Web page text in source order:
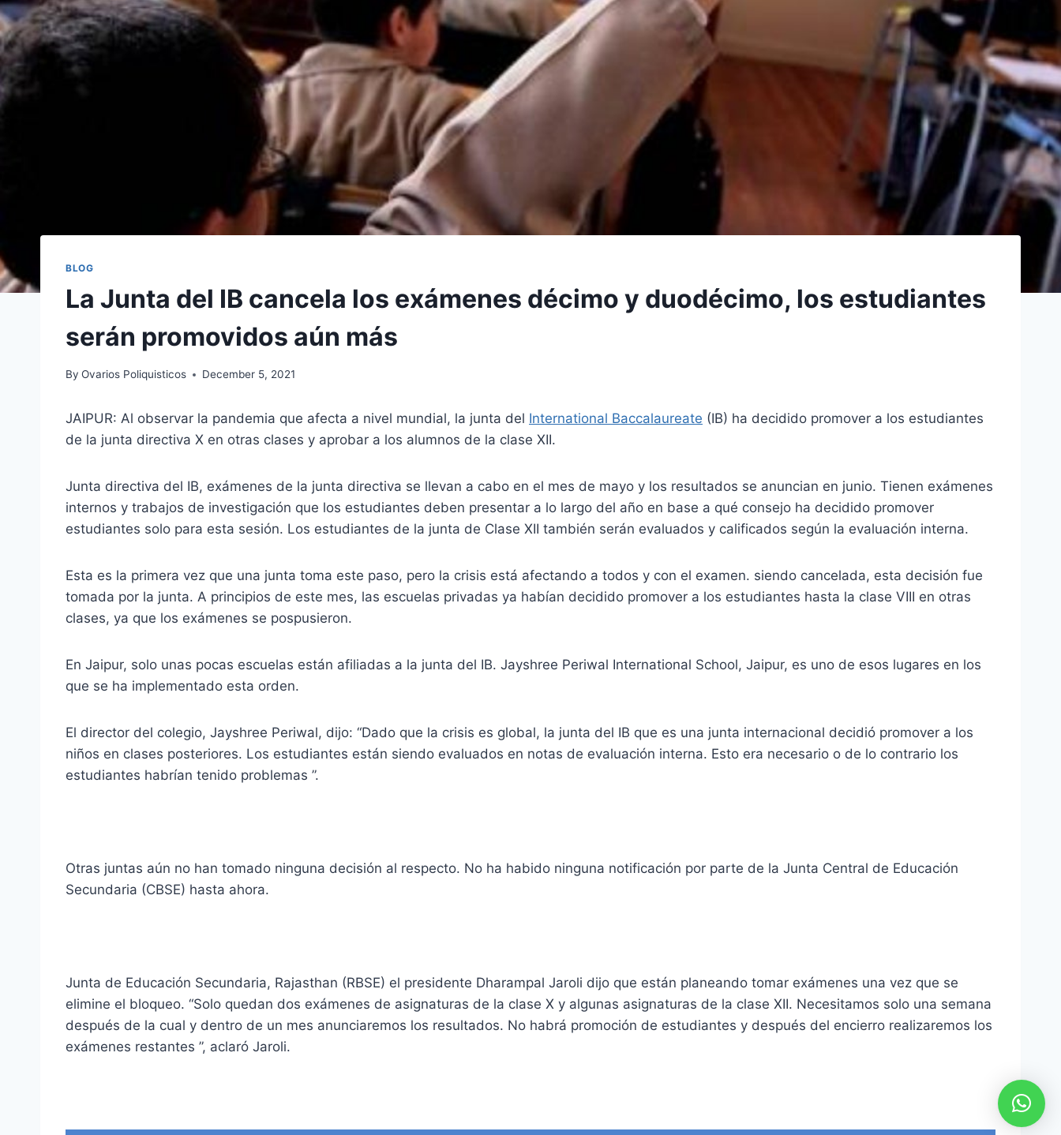
BLOG
La Junta del IB cancela los exámenes décimo y duodécimo, los estudiantes
serán promovidos aún más
By Ovarios Poliquisticos December 5, 2021
JAIPUR: Al observar la pandemia que afecta a nivel mundial, la junta del International Baccalaureate (IB) ha decidido promover a los estudiantes
de la junta directiva X en otras clases y aprobar a los alumnos de la clase XII.
Junta directiva del IB, exámenes de la junta directiva se llevan a cabo en el mes de mayo y los resultados se anuncian en junio. Tienen exámenes
internos y trabajos de investigación que los estudiantes deben presentar a lo largo del año en base a qué consejo ha decidido promover
estudiantes solo para esta sesión. Los estudiantes de la junta de Clase XII también serán evaluados y calificados según la evaluación interna.
Esta es la primera vez que una junta toma este paso, pero la crisis está afectando a todos y con el examen. siendo cancelada, esta decisión fue
tomada por la junta. A principios de este mes, las escuelas privadas ya habían decidido promover a los estudiantes hasta la clase VIII en otras
clases, ya que los exámenes se pospusieron.
En Jaipur, solo unas pocas escuelas están afiliadas a la junta del IB. Jayshree Periwal International School, Jaipur, es uno de esos lugares en los
que se ha implementado esta orden.
El director del colegio, Jayshree Periwal, dijo: “Dado que la crisis es global, la junta del IB que es una junta internacional decidió promover a los
niños en clases posteriores. Los estudiantes están siendo evaluados en notas de evaluación interna. Esto era necesario o de lo contrario los
estudiantes habrían tenido problemas ”.
Otras juntas aún no han tomado ninguna decisión al respecto. No ha habido ninguna notificación por parte de la Junta Central de Educación
Secundaria (CBSE) hasta ahora.
Junta de Educación Secundaria, Rajasthan (RBSE) el presidente Dharampal Jaroli dijo que están planeando tomar exámenes una vez que se
elimine el bloqueo. “Solo quedan dos exámenes de asignaturas de la clase X y algunas asignaturas de la clase XII. Necesitamos solo una semana
después de la cual y dentro de un mes anunciaremos los resultados. No habrá promoción de estudiantes y después del encierro realizaremos los
exámenes restantes ”, aclaró Jaroli.